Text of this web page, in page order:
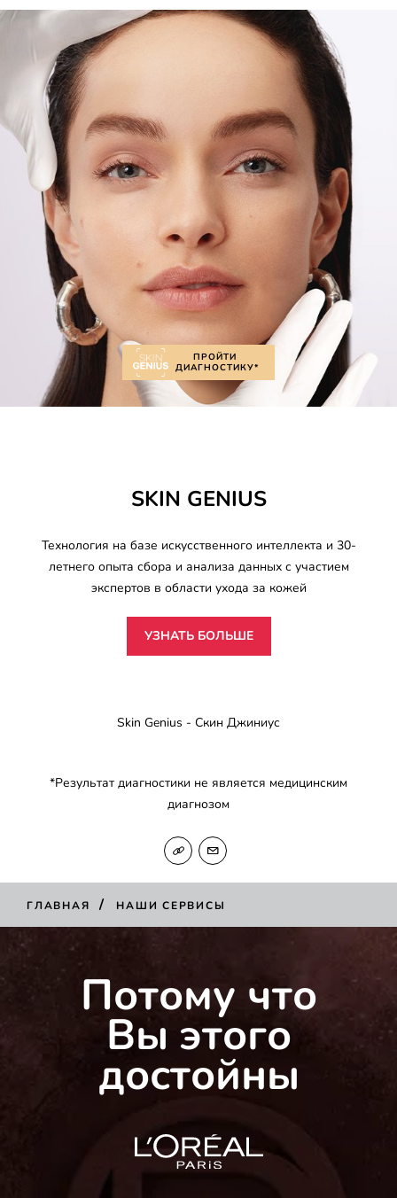
ПРОЙТИ
ДИАГНОСТИКУ*
SKIN GENIUS
Технология на базе искусственного интеллекта и 30-
летнего опыта сбора и анализа данных с участием
экспертов в области ухода за кожей
УЗНАТЬ БОЛЬШЕ
Skin Genius - Скин Джиниус
*Результат диагностики не является медицинским
диагнозом
ГЛАВНАЯ / НАШИ СЕРВИСЫ
Потому что
Вы этого
достойны